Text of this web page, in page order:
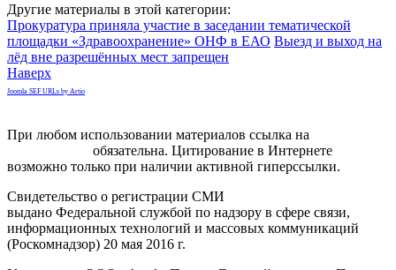
Другие материалы в этой категории:
Прокуратура приняла участие в заседании тематической
площадки «Здравоохранение» ОНФ в ЕАО Выезд и выход на
лёд вне разрешённых мест запрещен
Наверх
Joomla SEF URLs by Artio
При любом использовании материалов ссылка на
обязательна. Цитирование в Интернете
возможно только при наличии активной гиперссылки.
Свидетельство о регистрации СМИ
выдано Федеральной службой по надзору в сфере связи,
информационных технологий и массовых коммуникаций
(Роскомнадзор) 20 мая 2016 г.